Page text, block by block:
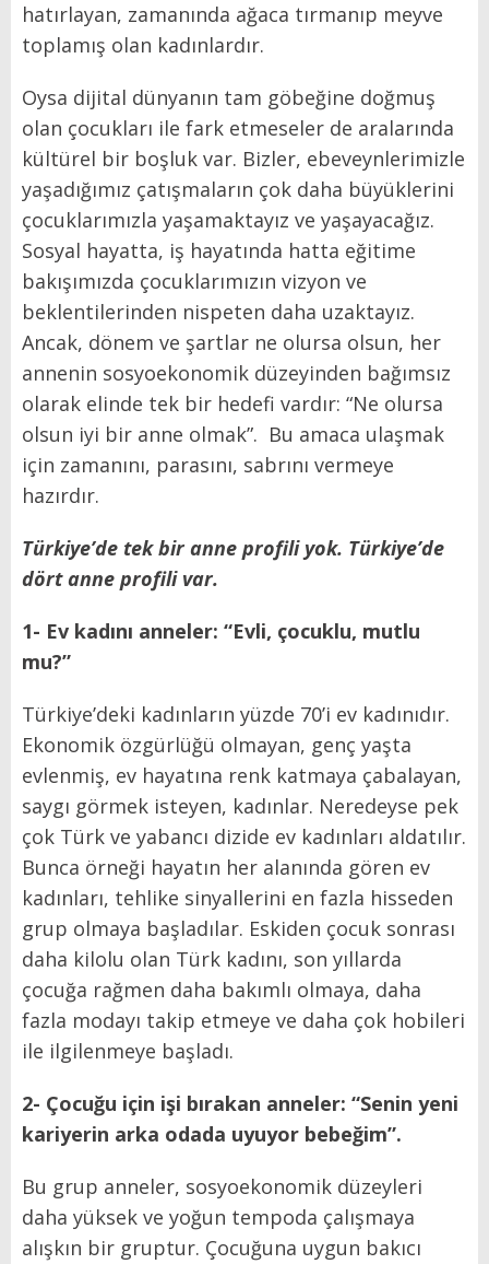
hatırlayan, zamanında ağaca tırmanıp meyve
toplamış olan kadınlardır.
Oysa dijital dünyanın tam göbeğine doğmuş
olan çocukları ile fark etmeseler de aralarında
kültürel bir boşluk var. Bizler, ebeveynlerimizle
yaşadığımız çatışmaların çok daha büyüklerini
çocuklarımızla yaşamaktayız ve yaşayacağız.
Sosyal hayatta, iş hayatında hatta eğitime
bakışımızda çocuklarımızın vizyon ve
beklentilerinden nispeten daha uzaktayız.
Ancak, dönem ve şartlar ne olursa olsun, her
annenin sosyoekonomik düzeyinden bağımsız
olarak elinde tek bir hedefi vardır: “Ne olursa
olsun iyi bir anne olmak”. Bu amaca ulaşmak
için zamanını, parasını, sabrını vermeye
hazırdır.
Türkiye’de tek bir anne profili yok. Türkiye’de
dört anne profili var.
1- Ev kadını anneler: “Evli, çocuklu, mutlu
mu?”
Türkiye’deki kadınların yüzde 70’i ev kadınıdır.
Ekonomik özgürlüğü olmayan, genç yaşta
evlenmiş, ev hayatına renk katmaya çabalayan,
saygı görmek isteyen, kadınlar. Neredeyse pek
çok Türk ve yabancı dizide ev kadınları aldatılır.
Bunca örneği hayatın her alanında gören ev
kadınları, tehlike sinyallerini en fazla hisseden
grup olmaya başladılar. Eskiden çocuk sonrası
daha kilolu olan Türk kadını, son yıllarda
çocuğa rağmen daha bakımlı olmaya, daha
fazla modayı takip etmeye ve daha çok hobileri
ile ilgilenmeye başladı.
2- Çocuğu için işi bırakan anneler: “Senin yeni
kariyerin arka odada uyuyor bebeğim”.
Bu grup anneler, sosyoekonomik düzeyleri
daha yüksek ve yoğun tempoda çalışmaya
alışkın bir gruptur. Çocuğuna uygun bakıcı